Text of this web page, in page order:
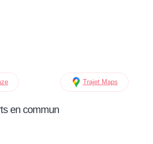
Trajet Maps
en commun